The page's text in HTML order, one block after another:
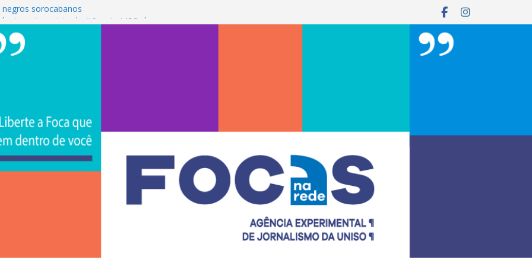
sorocabanos
a terceira artista do #ConviteMPB do
Brasil 2026 promove integração, ciência e
Uniso